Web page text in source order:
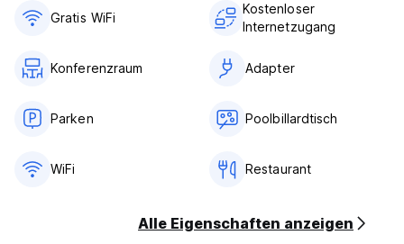
Gratis WiFi
Kostenloser
Internetzugang
Konferenzraum Adapter
Parken Poolbillardtisch
WiFi Restaurant
Alle Eigenschaften anzeigen